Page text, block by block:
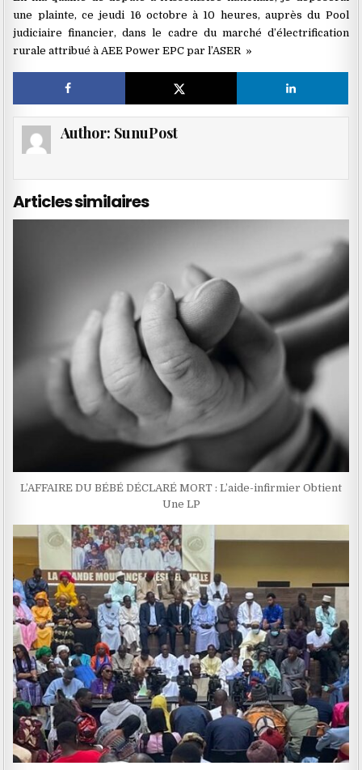
une plainte, ce jeudi 16 octobre à 10 heures, auprès du Pool
judiciaire financier, dans le cadre du marché d’électrification
rurale attribué à AEE Power EPC par l’ASER »
Author: SunuPost
Articles similaires
L’AFFAIRE DU BÉBÉ DÉCLARÉ MORT : L’aide-infirmier Obtient
Une LP